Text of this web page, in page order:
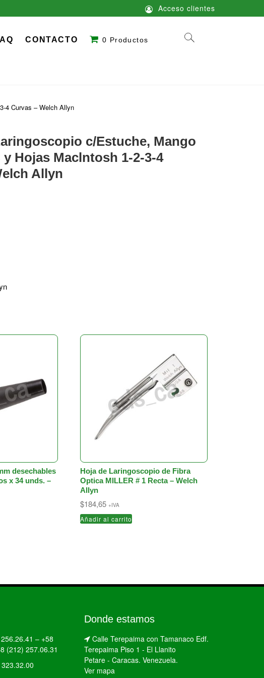
Acceso clientes
CONTACTO 0 Productos
4 Curvas – Welch Allyn
c/Estuche, Mango
y Hojas Maclntosh 1-2-3-4
Allyn
desechables
x 34 unds. –
Hoja de Laringoscopio de Fibra
Optica MILLER # 1 Recta – Welch
Allyn
$184,65 +IVA
Añadir al carrito
– +58
(212) 257.06.31
Donde estamos
Calle Terepaima con Tamanaco Edf.
Terepaima Piso 1 - El Llanito
Petare - Caracas. Venezuela.
Ver mapa